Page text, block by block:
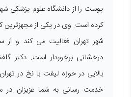
پوست را از دانشگاه علوم پزشکی
کرده است. وی در یکی از مجهزترین
شهر تهران فعالیت می ‌کند و از
درخشانی برخوردار است. دکتر
بالایی در حوزه لیفت با نخ در
خدمت رسانی به شما عزیزان در